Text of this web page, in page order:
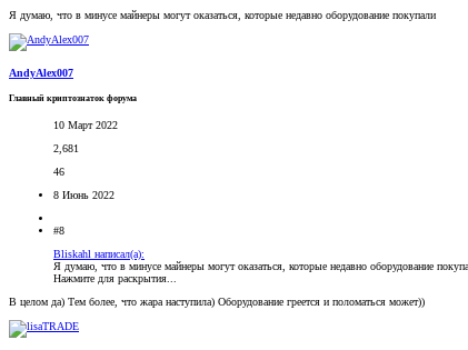
Я думаю, что в минусе майнеры могут оказаться, которые недавно оборудование покупали
AndyAlex007
Главный криптознаток форума
10 Март 2022
2,681
46
8 Июнь 2022
#8
Bliskahl написал(а):
Я думаю, что в минусе майнеры могут оказаться, которые недавно оборудование
Нажмите для раскрытия...
В целом да) Тем более, что жара наступила) Оборудование греется и поломаться может))